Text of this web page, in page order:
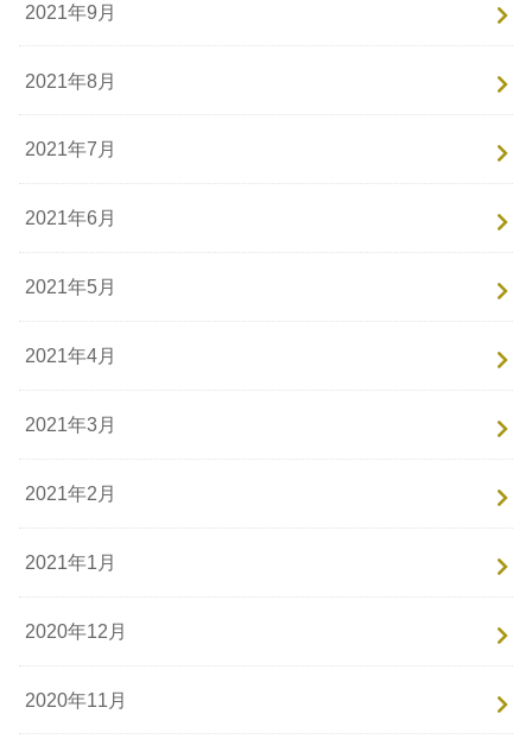
2021年9月
2021年8月
2021年7月
2021年6月
2021年5月
2021年4月
2021年3月
2021年2月
2021年1月
2020年12月
2020年11月